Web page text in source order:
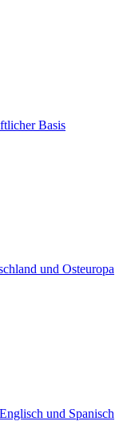
Basis
und Osteuropa
und Spanisch